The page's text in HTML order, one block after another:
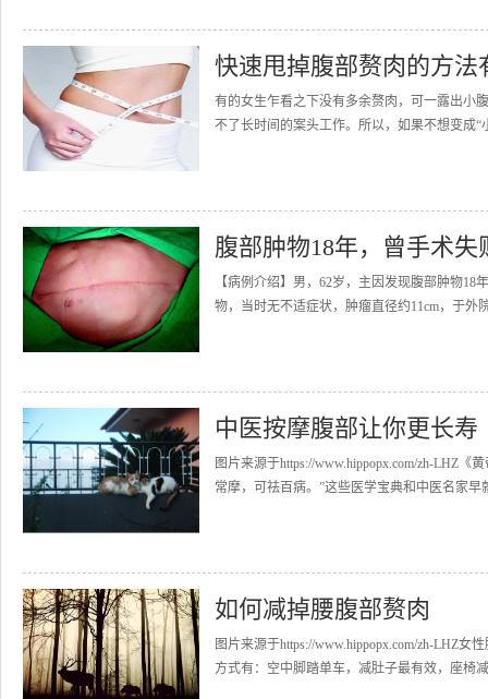
快速甩掉腹部赘肉的方
有的女生乍看之下没有多余赘肉，可一露出小
不了长时间的案头工作。所以，如果不想变成
腹部肿物18年，曾手术
【病例介绍】男，62岁，主因发现腹部肿物
物，当时无不适症状，肿瘤直径约11cm，于
中医按摩腹部让你更长寿
图片来源于https://www.hippopx.com/zh-LHZ《
常摩，可祛百病。”这些医学宝典和中医名家早
如何减掉腰腹部赘肉
图片来源于https://www.hippopx.com/zh-LHZ
方式有：空中脚踏单车，减肚子最有效，座椅